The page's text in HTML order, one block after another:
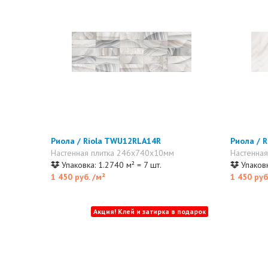
Риола / Riola TWU12RLA14R
Настенная плитка 246x740x10мм
Упаковка: 1.2740 м² = 7 шт.
1 450 руб./м²
Риола /
1 450
Акция! Клей и затирка в подарок